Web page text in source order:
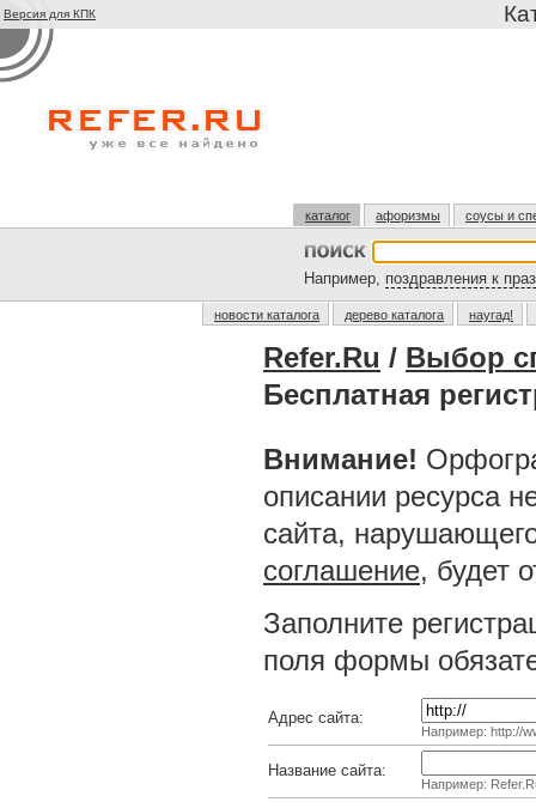
Версия для КПК
каталог афоризмы соусы и
Например, поздравления к
новости каталога дерево каталога наугад!
Refer.Ru / Выбор
Бесплатная
Внимание!
описании ресурса
сайта,
соглашение, будет
Заполните
поля формы
Адрес сайта:
Например: http://
Название сайта:
Например: